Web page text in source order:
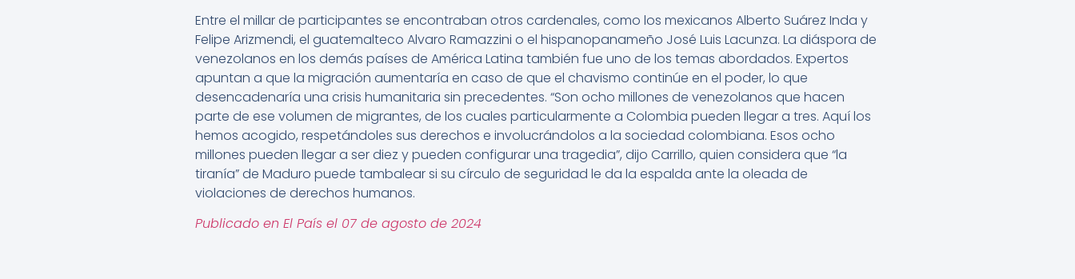
Entre el millar de participantes se encontraban otros cardenales, como los mexicanos Alberto Suárez Inda y
Felipe Arizmendi, el guatemalteco Alvaro Ramazzini o el hispanopanameño José Luis Lacunza. La diáspora de
venezolanos en los demás países de América Latina también fue uno de los temas abordados. Expertos
apuntan a que la migración aumentaría en caso de que el chavismo continúe en el poder, lo que
desencadenaría una crisis humanitaria sin precedentes. “Son ocho millones de venezolanos que hacen
parte de ese volumen de migrantes, de los cuales particularmente a Colombia pueden llegar a tres. Aquí los
hemos acogido, respetándoles sus derechos e involucrándolos a la sociedad colombiana. Esos ocho
millones pueden llegar a ser diez y pueden configurar una tragedia”, dijo Carrillo, quien considera que “la
tiranía” de Maduro puede tambalear si su círculo de seguridad le da la espalda ante la oleada de
violaciones de derechos humanos.
Publicado en El País el 07 de agosto de 2024